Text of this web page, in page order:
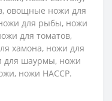
овощные ножи для
для рыбы, ножи
для томатов,
хамона, ножи для
для шаурмы, ножи
ножи HACCP.